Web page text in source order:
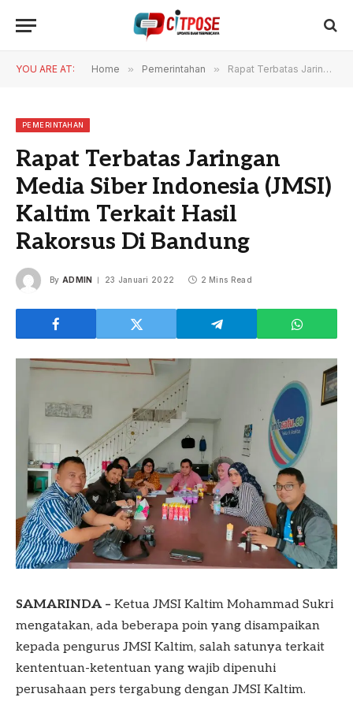
YOU ARE AT: Home » Pemerintahan » Rapat Terbatas Jaringan Media Siber Indonesia (JMSI) Kaltim Terkait Hasil Rakorsus Di Bandung
PEMERINTAHAN
Rapat Terbatas Jaringan
Media Siber Indonesia (JMSI)
Kaltim Terkait Hasil
Rakorsus Di Bandung
By ADMIN 23 Januari 2022 2 Mins Read
SAMARINDA – Ketua JMSI Kaltim Mohammad Sukri
mengatakan, ada beberapa poin yang disampaikan
kepada pengurus JMSI Kaltim, salah satunya terkait
kententuan-ketentuan yang wajib dipenuhi
perusahaan pers tergabung dengan JMSI Kaltim.